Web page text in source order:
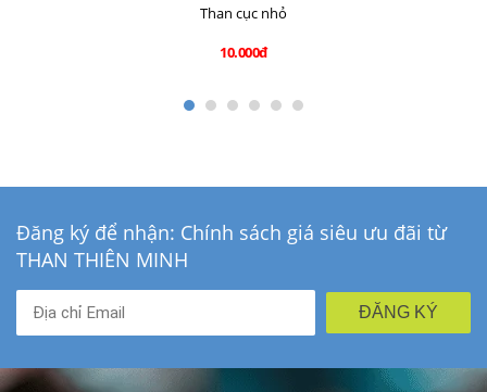
Than cục nhỏ
10.000đ
Đăng ký để nhận: Chính sách giá siêu ưu đãi từ
THAN THIÊN MINH
ĐĂNG KÝ